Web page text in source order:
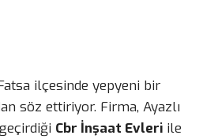
ilçesinde yepyeni bir
söz ettiriyor. Firma, Ayazlı
Cbr İnşaat Evleri ile